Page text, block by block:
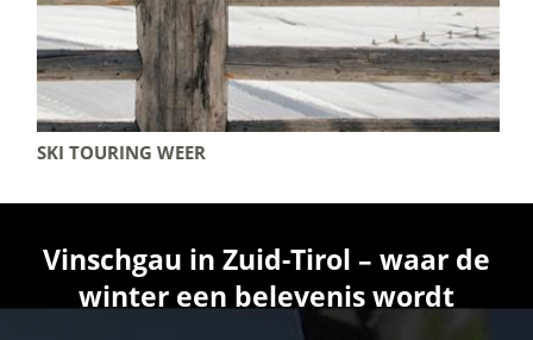
SKI TOURING WEER
Vinschgau in Zuid-Tirol – waar de
winter een belevenis wordt